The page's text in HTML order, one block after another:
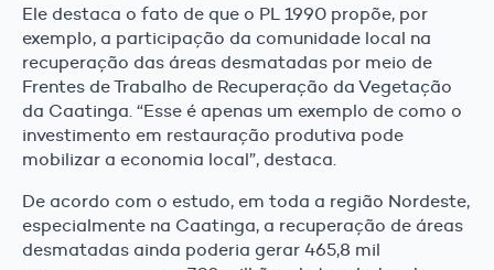
Ele destaca o fato de que o PL 1990 propõe, por
exemplo, a participação da comunidade local na
recuperação das áreas desmatadas por meio de
Frentes de Trabalho de Recuperação da Vegetação
da Caatinga. “Esse é apenas um exemplo de como o
investimento em restauração produtiva pode
mobilizar a economia local”, destaca.
De acordo com o estudo, em toda a região Nordeste,
especialmente na Caatinga, a recuperação de áreas
desmatadas ainda poderia gerar 465,8 mil